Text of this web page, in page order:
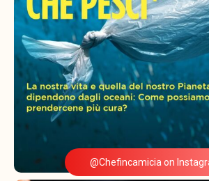
@Chefincamicia on